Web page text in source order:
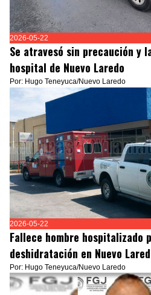
2026-05-22
Se atravesó sin precaución y
hospital de Nuevo Laredo
Por: Hugo Teneyuca/Nuevo Laredo
2026-05-22
Fallece hombre hospitalizado
deshidratación en Nuevo
Por: Hugo Teneyuca/Nuevo Laredo